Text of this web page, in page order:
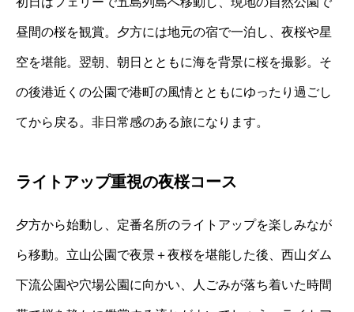
昼間の桜を観賞。夕方には地元の宿で一泊し、夜桜や星
空を堪能。翌朝、朝日とともに海を背景に桜を撮影。そ
の後港近くの公園で港町の風情とともにゆったり過ごし
てから戻る。非日常感のある旅になります。
ライトアップ重視の夜桜コース
夕方から始動し、定番名所のライトアップを楽しみなが
ら移動。立山公園で夜景＋夜桜を堪能した後、西山ダム
下流公園や穴場公園に向かい、人ごみが落ち着いた時間